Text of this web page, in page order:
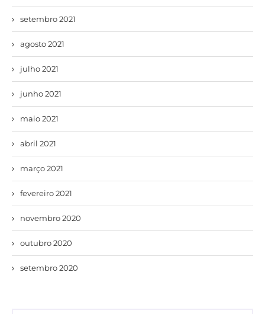
setembro 2021
agosto 2021
julho 2021
junho 2021
maio 2021
abril 2021
março 2021
fevereiro 2021
novembro 2020
outubro 2020
setembro 2020